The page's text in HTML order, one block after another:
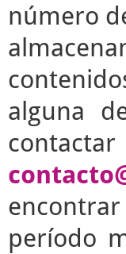
número
alguna
período